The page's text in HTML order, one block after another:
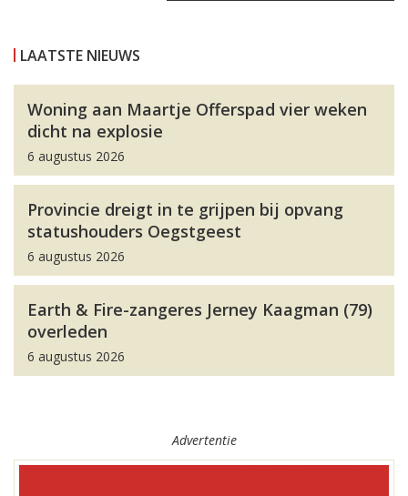
LAATSTE NIEUWS
Woning aan Maartje Offerspad vier weken
dicht na explosie
6 augustus 2026
Provincie dreigt in te grijpen bij opvang
statushouders Oegstgeest
6 augustus 2026
Earth & Fire-zangeres Jerney Kaagman (79)
overleden
6 augustus 2026
Advertentie